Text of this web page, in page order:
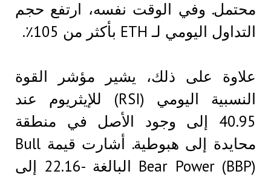
محتمل. وفي الوقت نفسه، ارتفع حجم
التداول اليومي لـ ETH بأكثر من 105٪.
علاوة على ذلك، يشير مؤشر القوة
النسبية اليومي (RSI) للإيثريوم عند
40.95 إلى وجود الأصل في منطقة
محايدة إلى هبوطية. أشارت قيمة Bull
Bear Power (BBP) البالغة -22.16 إلى